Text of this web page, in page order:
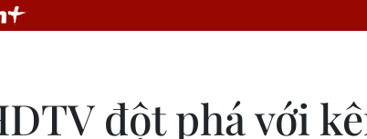
đột phá với